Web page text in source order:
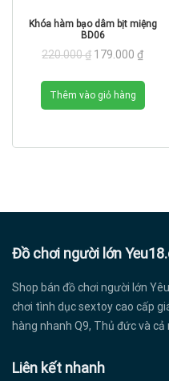
Khóa hàm bạo dâm bịt miệng
BD06
220.000₫ Giá
là:
220.000 ₫.
179.000₫Giá
tại
Thêm vào giỏ hàng
Đồ chơi người lớn
Shop bán đồ chơi người lớn
chơi tình dục sextoy cao cấp
hàng nhanh Q9, Thủ đức và cả
Liên kết nhanh